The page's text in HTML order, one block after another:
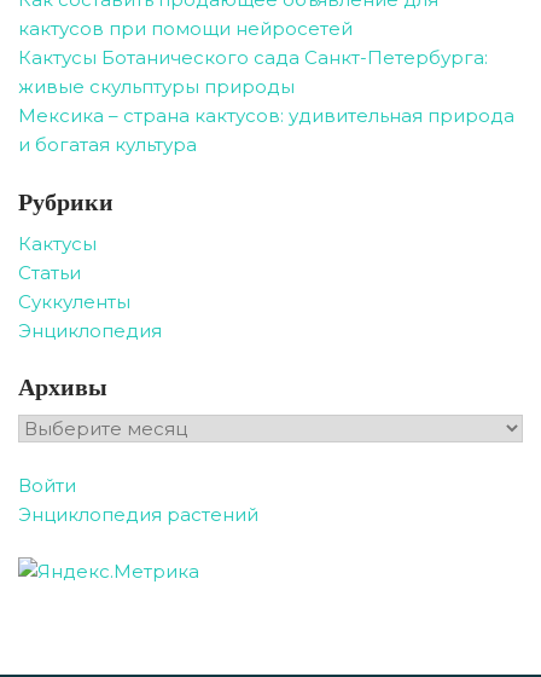
кактусов при помощи нейросетей
Кактусы Ботанического сада Санкт-Петербурга:
живые скульптуры природы
Мексика – страна кактусов: удивительная природа
и богатая культура
Рубрики
Кактусы
Статьи
Суккуленты
Энциклопедия
Архивы
Архивы
Войти
Энциклопедия растений